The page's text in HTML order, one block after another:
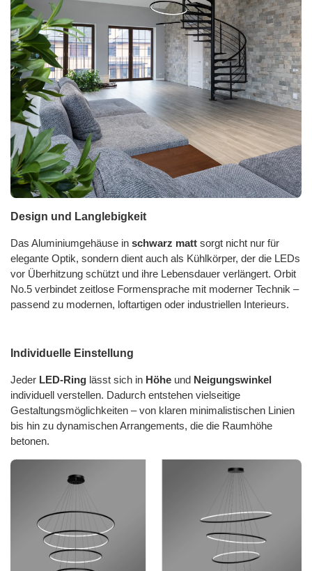
Design und Langlebigkeit
Das Aluminiumgehäuse in schwarz matt sorgt nicht nur für
elegante Optik, sondern dient auch als Kühlkörper, der die LEDs
vor Überhitzung schützt und ihre Lebensdauer verlängert. Orbit
No.5 verbindet zeitlose Formensprache mit moderner Technik –
passend zu modernen, loftartigen oder industriellen Interieurs.
Individuelle Einstellung
Jeder LED-Ring lässt sich in Höhe und Neigungswinkel
individuell verstellen. Dadurch entstehen vielseitige
Gestaltungsmöglichkeiten – von klaren minimalistischen Linien
bis hin zu dynamischen Arrangements, die die Raumhöhe
betonen.